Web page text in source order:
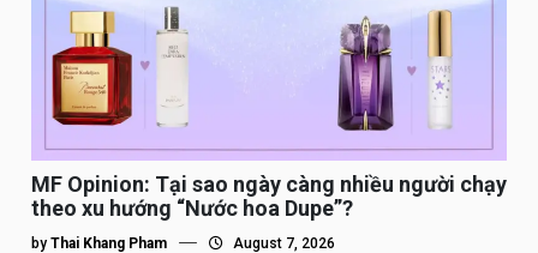
MF Opinion: Tại sao ngày càng nhiều người chạy
theo xu hướng “Nước hoa Dupe”?
by Thai Khang Pham August 7, 2026